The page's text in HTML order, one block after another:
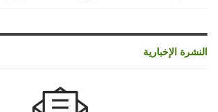
النشرة الإخبارية